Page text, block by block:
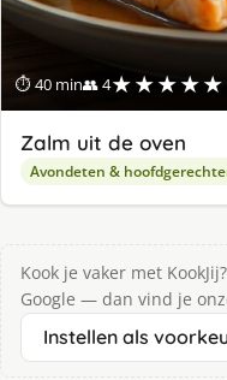
⏱ 40 min👥 4★★★★★
Zalm uit de oven
Avondeten &
Kook je vaker met
Google — dan vind je
Instellen als